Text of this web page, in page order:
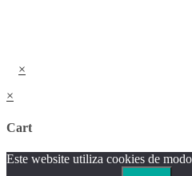
×
×
Cart
Este website utiliza cookies de